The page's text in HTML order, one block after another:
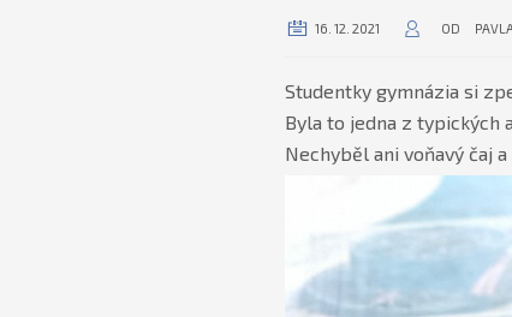
16. 12. 2021 OD
Studentky gymnázia si
Byla to jedna z typických
Nechyběl ani voňavý čaj